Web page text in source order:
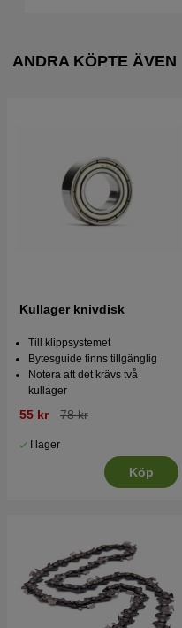
ANDRA KÖPTE ÄVEN
Kullager knivdisk
Till klippsystemet
Bytesguide finns tillgänglig
Notera att det krävs två
kullager
55 kr 78 kr
I lager
Köp